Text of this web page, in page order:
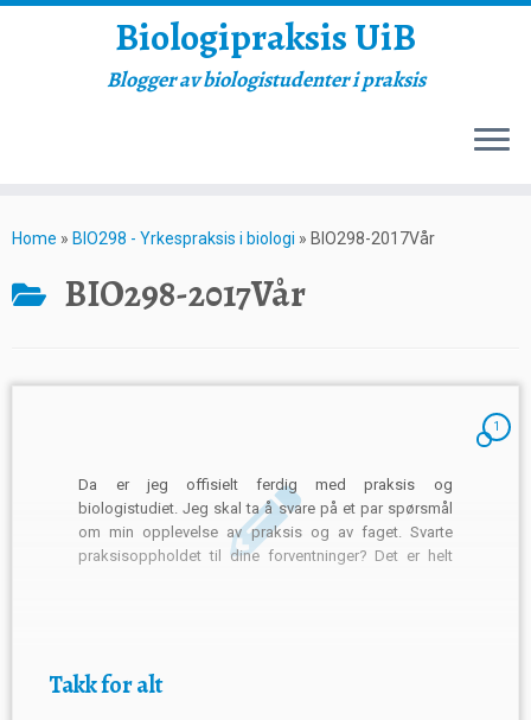
to
Biologipraksis UiB
Blogger av biologistudenter i praksis
Home » BIO298 - Yrkespraksis i biologi » BIO298-2017Vår
BIO298-2017Vår
1
Da er jeg offisielt ferdig med praksis og
biologistudiet. Jeg skal ta å svare på et par spørsmål
om min opplevelse av praksis og av faget. Svarte
praksisoppholdet til dine forventninger? Det er helt
Takk for alt